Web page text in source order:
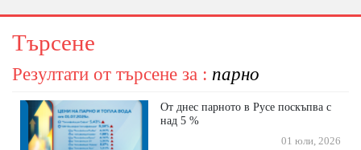
Търсене
Резултати от търсене за : парно
От днес парното в Русе поскъпва с
над 5 %
01 юли, 2026